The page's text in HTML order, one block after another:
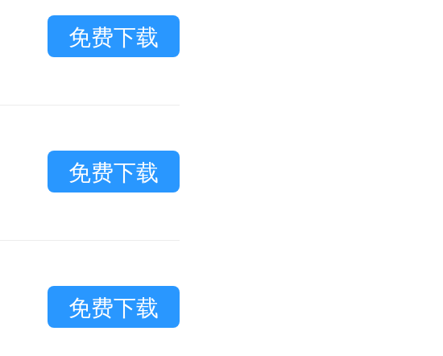
免费下载
免费下载
免费下载